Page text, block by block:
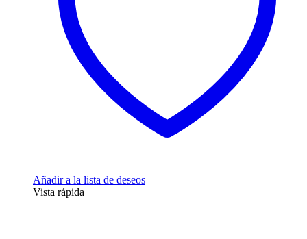
Añadir a la lista de deseos
Vista rápida